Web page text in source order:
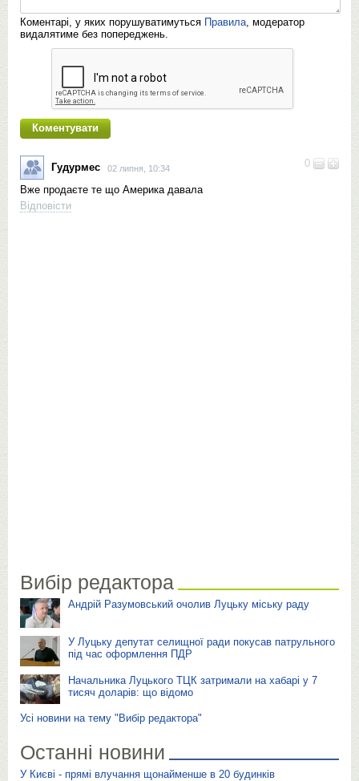
Коментарі, у яких порушуватимуться Правила , модератор
видалятиме без попереджень.
0
Гудурмес 02 липня, 10:34
Вже продаєте те що Америка давала
Відповісти
Вибір редактора
Андрій Разумовський очолив Луцьку міську раду
У Луцьку депутат селищної ради покусав патрульного
під час оформлення ПДР
Начальника Луцького ТЦК затримали на хабарі у 7
тисяч доларів: що відомо
Усі новини на тему "Вибір редактора"
Останні новини
У Києві - прямі влучання щонайменше в 20 будинків